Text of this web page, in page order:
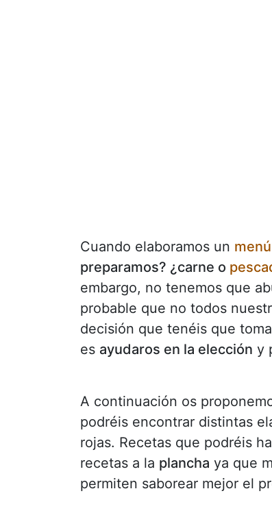
Cuando elaboramos un menú
preparamos? ¿carne o
embargo, no tenemos que
probable que no todos
decisión que tenéis que
es ayudaros en la elección y
A continuación os
podréis encontrar distintas
rojas. Recetas que podréis
recetas a la plancha ya que
permiten saborear mejor el